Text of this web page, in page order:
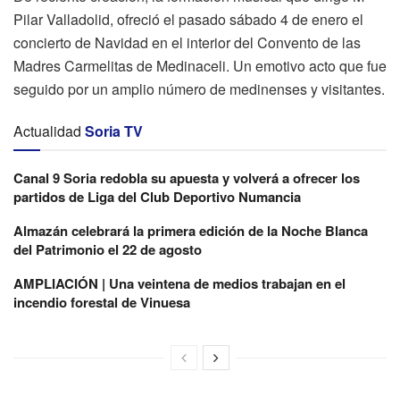
Pilar Valladolid, ofreció el pasado sábado 4 de enero el
concierto de Navidad en el interior del Convento de las
Madres Carmelitas de Medinaceli. Un emotivo acto que fue
seguido por un amplio número de medinenses y visitantes.
Actualidad Soria TV
Canal 9 Soria redobla su apuesta y volverá a ofrecer los
partidos de Liga del Club Deportivo Numancia
Almazán celebrará la primera edición de la Noche Blanca
del Patrimonio el 22 de agosto
AMPLIACIÓN | Una veintena de medios trabajan en el
incendio forestal de Vinuesa